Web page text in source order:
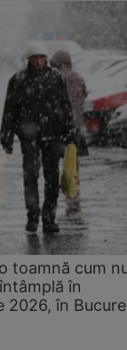
toamnă cum
în
2026, în